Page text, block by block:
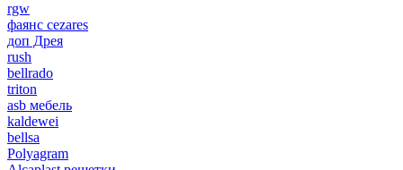
rgw
фаянс cezares
доп Дрея
rush
bellrado
triton
asb мебель
kaldewei
bellsa
Polyagram